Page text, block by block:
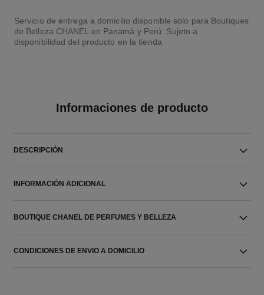
Servicio de entrega a domicilio disponible solo para Boutiques
de Belleza CHANEL en Panamá y Perú. Sujeto a
disponibilidad del producto en la tienda
Informaciones de producto
DESCRIPCIÓN
INFORMACIÓN ADICIONAL
BOUTIQUE CHANEL DE PERFUMES Y BELLEZA
CONDICIONES DE ENVIO A DOMICILIO